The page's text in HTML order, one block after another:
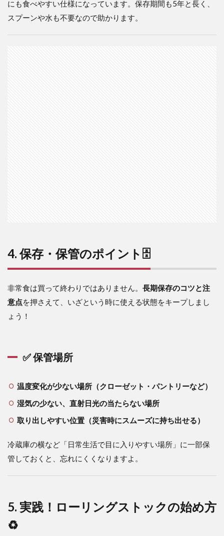
にも食べやすい仕様になっています。保存期間も5年と長く、
スプーンや水も不要なので助かります。
4. 保存・保管のポイント🗄️
非常食は買って終わりではありません。 長期保存のコツと注
意点を押さえて、いざという時に使える状態をキープしまし
ょう！
✅ 保管場所
温度変化が少ない場所（クローゼット・パントリーなど）
湿気の少ない、直射日光の当たらない場所
取り出しやすい位置（災害時にスムーズに持ち出せる）
冷蔵庫の横など「日常生活で目に入りやすい場所」に一部保
管しておくと、忘れにくくなりますよ。
5. 実践！ローリングストックの始め方
♻️